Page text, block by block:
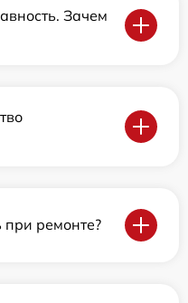
Зачем
при ремонте?